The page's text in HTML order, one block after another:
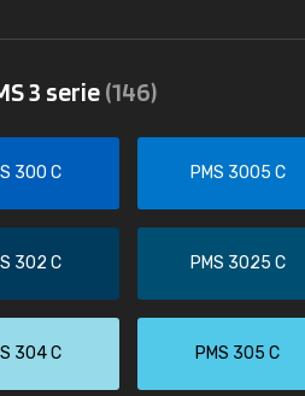
3 serie(146)
300 C PMS 3005 C
302 C PMS 3025 C
304 C PMS 305 C